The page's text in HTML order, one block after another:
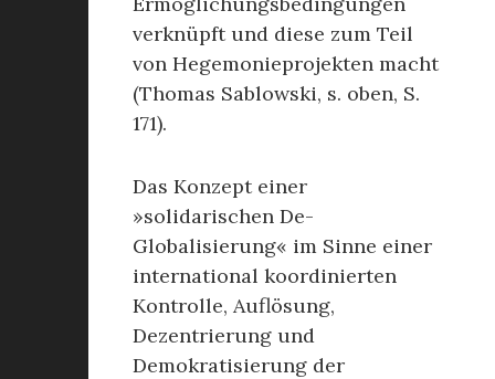
verknüpft und diese zum Teil
von Hegemonieprojekten macht
(Thomas Sablowski, s. oben, S.
171).
Das Konzept einer
»solidarischen De-
Globalisierung« im Sinne einer
international koordinierten
Kontrolle, Auflösung,
Dezentrierung und
Demokratisierung der